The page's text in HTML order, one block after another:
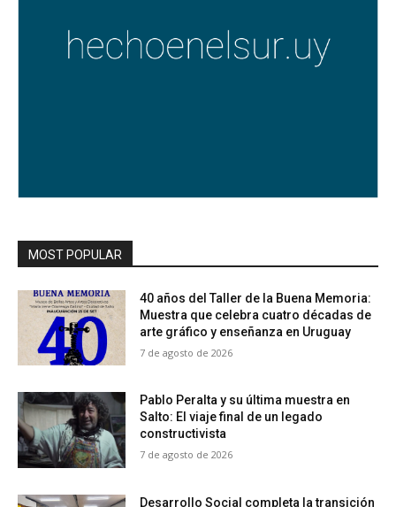
MOST POPULAR
40 años del Taller de la Buena Memoria:
Muestra que celebra cuatro décadas de
arte gráfico y enseñanza en Uruguay
7 de agosto de 2026
Pablo Peralta y su última muestra en
Salto: El viaje final de un legado
constructivista
7 de agosto de 2026
Desarrollo Social completa la transición